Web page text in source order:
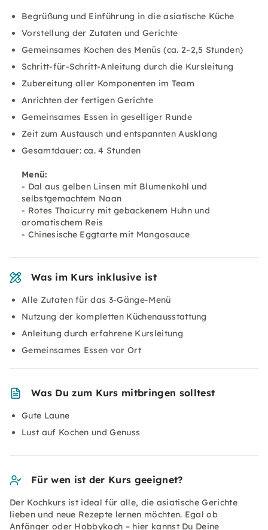
Begrüßung und Einführung in die asiatische Küche
Vorstellung der Zutaten und Gerichte
Gemeinsames Kochen des Menüs (ca. 2–2,5 Stunden)
Schritt-für-Schritt-Anleitung durch die Kursleitung
Zubereitung aller Komponenten im Team
Anrichten der fertigen Gerichte
Gemeinsames Essen in geselliger Runde
Zeit zum Austausch und entspannten Ausklang
Gesamtdauer: ca. 4 Stunden
Menü:
- Dal aus gelben Linsen mit Blumenkohl und
selbstgemachtem Naan
- Rotes Thaicurry mit gebackenem Huhn und
aromatischem Reis
- Chinesische Eggtarte mit Mangosauce
Was im Kurs inklusive ist
Alle Zutaten für das 3-Gänge-Menü
Nutzung der kompletten Küchenausstattung
Anleitung durch erfahrene Kursleitung
Gemeinsames Essen vor Ort
Was Du zum Kurs mitbringen solltest
Gute Laune
Lust auf Kochen und Genuss
Für wen ist der Kurs geeignet?
Der Kochkurs ist ideal für alle, die asiatische Gerichte
lieben und neue Rezepte lernen möchten. Egal ob
Anfänger oder Hobbykoch – hier kannst Du Deine